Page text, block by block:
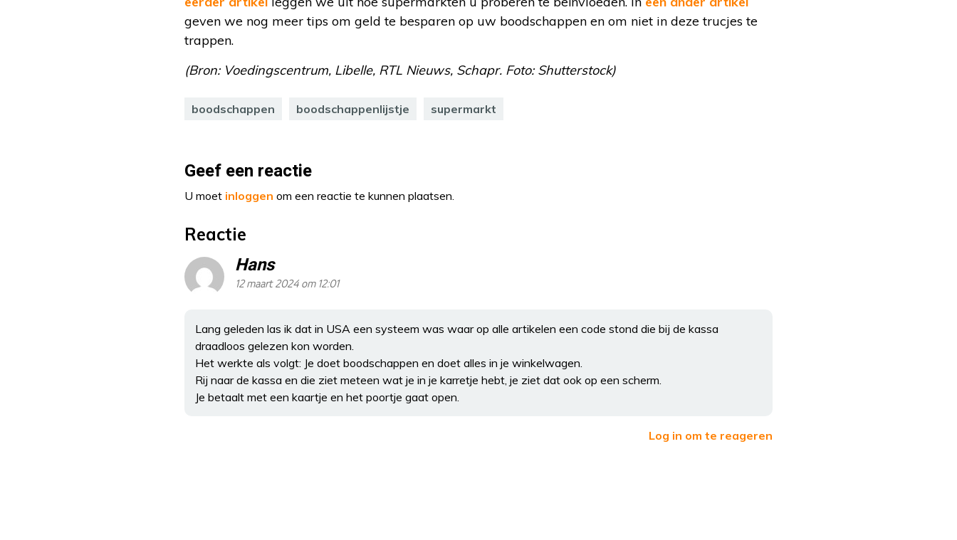
geven we nog meer tips om geld te besparen op uw boodschappen en om niet in deze trucjes te
trappen.
(Bron: Voedingscentrum, Libelle, RTL Nieuws, Schapr. Foto: Shutterstock)
boodschappen boodschappenlijstje supermarkt
Geef een reactie
U moet inloggen om een reactie te kunnen plaatsen.
Reactie
Hans
12 maart 2024 om 12:01
Lang geleden las ik dat in USA een systeem was waar op alle artikelen een code stond die bij de kassa
draadloos gelezen kon worden.
Het werkte als volgt: Je doet boodschappen en doet alles in je winkelwagen.
Rij naar de kassa en die ziet meteen wat je in je karretje hebt, je ziet dat ook op een scherm.
Je betaalt met een kaartje en het poortje gaat open.
Log in om te reageren